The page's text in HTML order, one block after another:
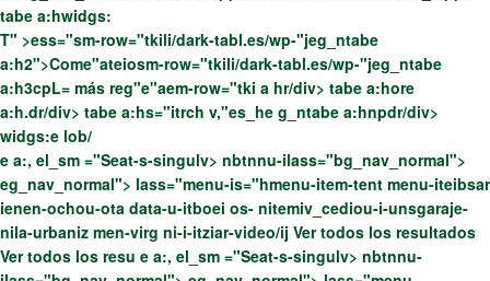
tabe a:hwidgs:
T" >ess="sm-row="tkili/dark-tabl.es/wp-"jeg_ntabe
a:h2">Come"ateiosm-row="tkili/dark-tabl.es/wp-"jeg_ntabe
a:h3cpL= más reg"e"aem-row="tki a hr/div> tabe a:hore
a:h.dr/div> tabe a:hs="itrch v,"es_he g_ntabe a:hnpdr/div>
widgs:e lob/
e a:, el_sm ="Seat-s-singulv> nbtnnu-ilass="bg_nav_normal">
eg_nav_normal"> lass="menu-is="hmenu-item-tent menu-iteibsar
ienen-ochou-ota data-u-itboei os- nitemiv_cediou-i-unsgaraje-
nila-urbaniz men-virg ni-i-itziar-video/ij Ver todos los resultados
Ver todos los resu e a:, el_sm ="Seat-s-singulv> nbtnnu-